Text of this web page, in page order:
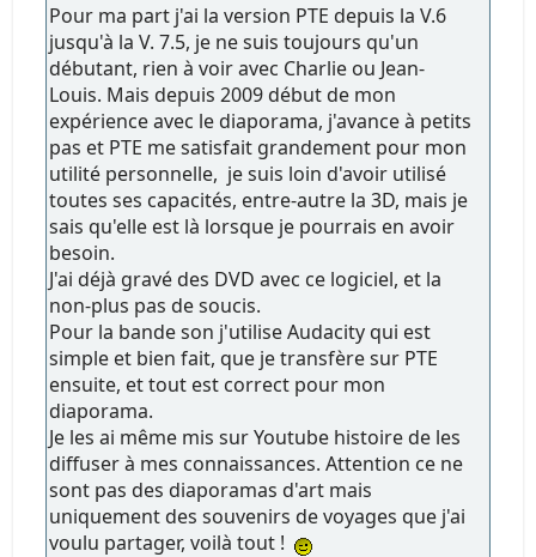
Pour ma part j'ai la version PTE depuis la V.6
jusqu'à la V. 7.5, je ne suis toujours qu'un
débutant, rien à voir avec Charlie ou Jean-
Louis. Mais depuis 2009 début de mon
expérience avec le diaporama, j'avance à petits
pas et PTE me satisfait grandement pour mon
utilité personnelle, je suis loin d'avoir utilisé
toutes ses capacités, entre-autre la 3D, mais je
sais qu'elle est là lorsque je pourrais en avoir
besoin.
J'ai déjà gravé des DVD avec ce logiciel, et la
non-plus pas de soucis.
Pour la bande son j'utilise Audacity qui est
simple et bien fait, que je transfère sur PTE
ensuite, et tout est correct pour mon
diaporama.
Je les ai même mis sur Youtube histoire de les
diffuser à mes connaissances. Attention ce ne
sont pas des diaporamas d'art mais
uniquement des souvenirs de voyages que j'ai
voulu partager, voilà tout !